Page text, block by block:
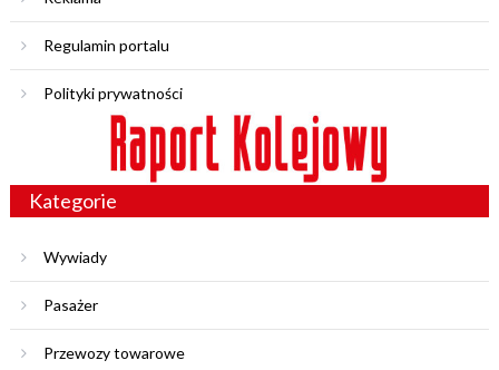
Regulamin portalu
Polityki prywatności
Kategorie
Wywiady
Pasażer
Przewozy towarowe